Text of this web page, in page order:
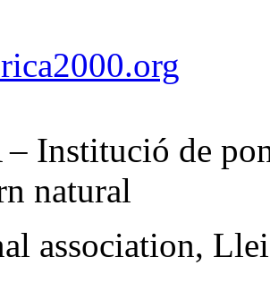
Institució de
natural
association,